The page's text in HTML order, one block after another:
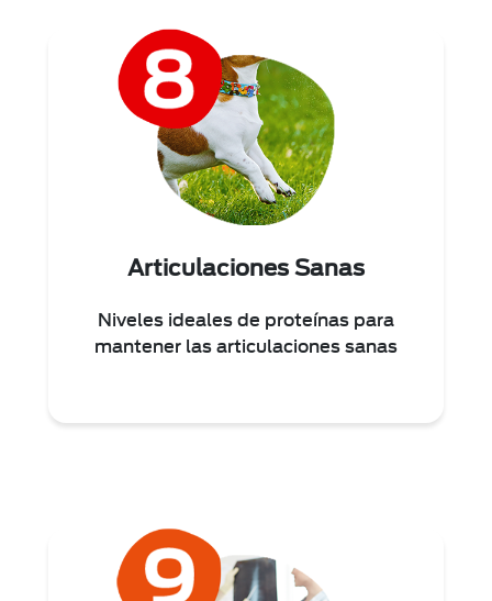
Articulaciones Sanas
Niveles ideales de proteínas para
mantener las articulaciones sanas